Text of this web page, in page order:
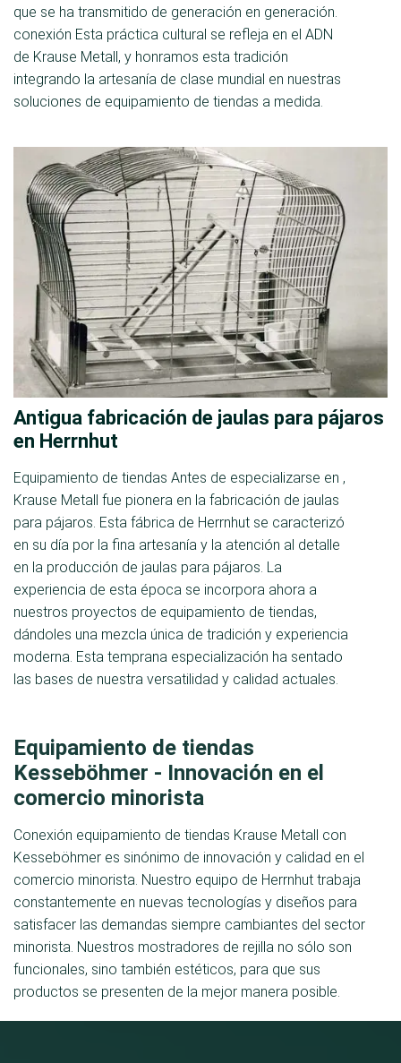
que se ha transmitido de generación en generación.
conexión Esta práctica cultural se refleja en el ADN
de Krause Metall, y honramos esta tradición
integrando la artesanía de clase mundial en nuestras
soluciones de equipamiento de tiendas a medida.
Antigua fabricación de jaulas para pájaros
en Herrnhut
Equipamiento de tiendas Antes de especializarse en ,
Krause Metall fue pionera en la fabricación de jaulas
para pájaros. Esta fábrica de Herrnhut se caracterizó
en su día por la fina artesanía y la atención al detalle
en la producción de jaulas para pájaros. La
experiencia de esta época se incorpora ahora a
nuestros proyectos de equipamiento de tiendas,
dándoles una mezcla única de tradición y experiencia
moderna. Esta temprana especialización ha sentado
las bases de nuestra versatilidad y calidad actuales.
Equipamiento de tiendas
Kesseböhmer - Innovación en el
comercio minorista
Conexión equipamiento de tiendas Krause Metall con
Kesseböhmer es sinónimo de innovación y calidad en el
comercio minorista. Nuestro equipo de Herrnhut trabaja
constantemente en nuevas tecnologías y diseños para
satisfacer las demandas siempre cambiantes del sector
minorista. Nuestros mostradores de rejilla no sólo son
funcionales, sino también estéticos, para que sus
productos se presenten de la mejor manera posible.